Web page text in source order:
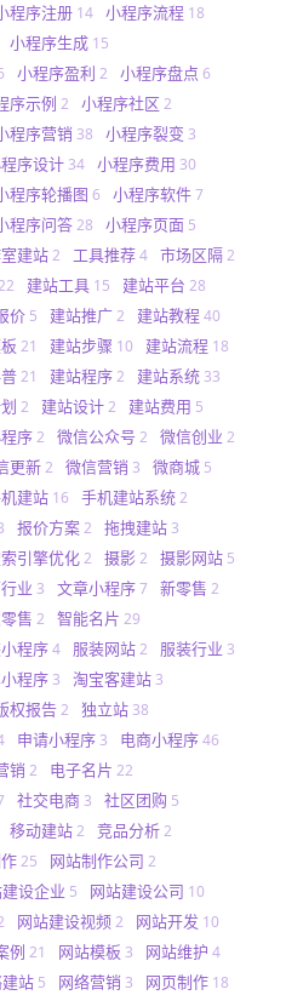
程序注册 14 小程序流程 18
小程序生成 15
小程序盈利 2 小程序盘点 6
序示例 2 小程序社区 2
程序营销 38 小程序裂变 3
序设计 34 小程序费用 30
程序轮播图 6 小程序软件7
程序问答28 小程序页面 5
建站2 工具推荐4 市场区隔2
建站工具 15 建站平台 28
价 5 建站推广2 建站教程40
21 建站步骤 10 建站流程 18
21 建站程序2 建站系统 33
2 建站设计2 建站费用 5
序2 微信公众号 2 微信创业 2
更新2 微信营销 3 微商城 5
建站 16 手机建站系统2
报价方案2 拖拽建站 3
引擎优化2 摄影2 摄影网站 5
业 3 文章小程序7 新零售 2
售 2 智能名片 29
程序4 服装网站2 服装行业 3
程序 3 淘宝客建站 3
权报告2 独立站 38
申请小程序 3 电商小程序46
销 2 电子名片 22
社交电商 3 社区团购 5
移动建站2 竞品分析2
25 网站制作公司 2
设企业 5 网站建设公司 10
网站建设视频2 网站开发 10
例 21 网站模板 3 网站维护 4
站 5 网络营销 3 网页制作 18